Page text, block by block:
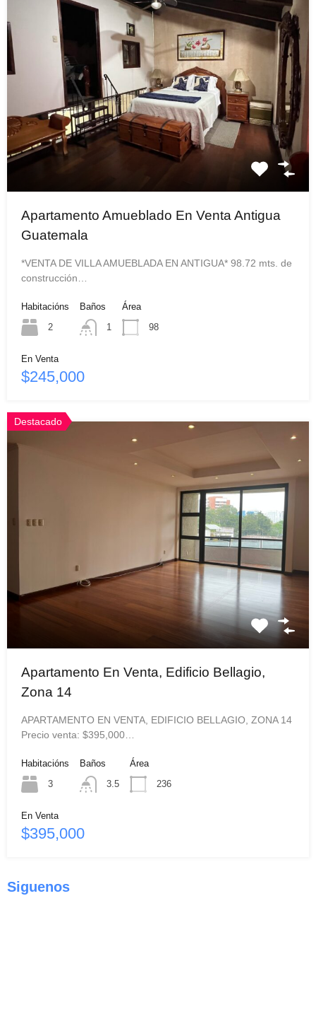
Apartamento Amueblado En Venta Antigua
Guatemala
*VENTA DE VILLA AMUEBLADA EN ANTIGUA* 98.72 mts. de
construcción…
Habitacións
2
Baños
1
Área
98
En Venta
$245,000
Destacado
Apartamento En Venta, Edificio Bellagio,
Zona 14
APARTAMENTO EN VENTA, EDIFICIO BELLAGIO, ZONA 14
Precio venta: $395,000…
Habitacións
3
Baños
3.5
Área
236
En Venta
$395,000
Siguenos